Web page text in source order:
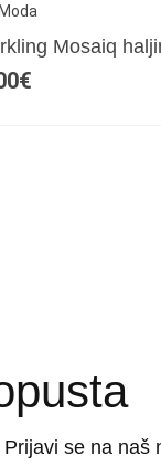
Mosaiq
€
se na naš